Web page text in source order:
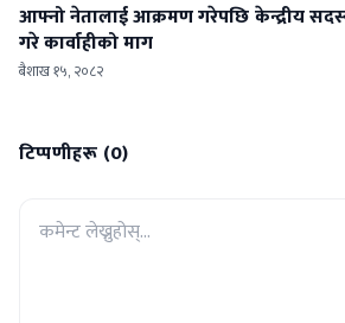
आफ्नो नेतालाई आक्रमण गरेपछि केन्द्रीय
गरे कार्वाहीको माग
बैशाख १५, २०८२
टिप्पणीहरू (0)